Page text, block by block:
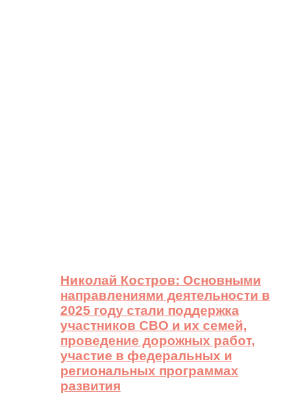
Николай Костров: Основными
направлениями деятельности в
2025 году стали поддержка
участников СВО и их семей,
проведение дорожных работ,
участие в федеральных и
региональных программах
развития